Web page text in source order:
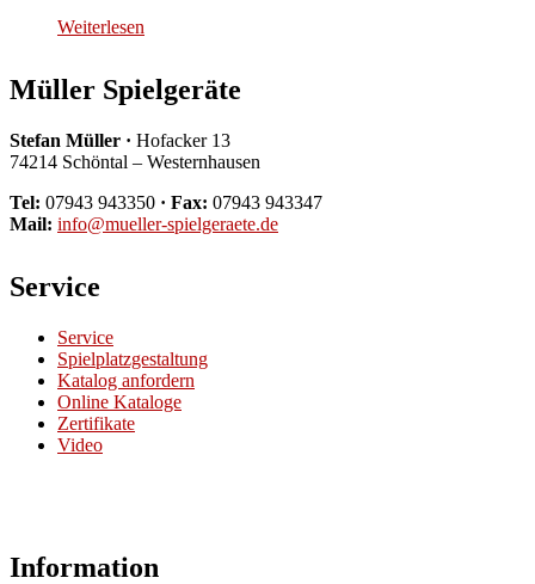
Weiterlesen
Müller Spielgeräte
Stefan Müller · Hofacker 13
74214 Schöntal – Westernhausen
Tel: 07943 943350 · Fax: 07943 943347
Mail: info@mueller-spielgeraete.de
Service
Service
Spielplatzgestaltung
Katalog anfordern
Online Kataloge
Zertifikate
Video
Information